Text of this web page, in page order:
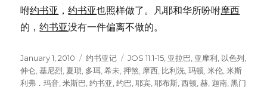
咐约书亚 ，约书亚也照样做了。凡耶和华所吩咐摩西
的，约书亚没有一件偏离不做的。
Posted
on
January 1, 2010 Categories
约书亚记 Tags
JOS 11:1-15 亚拉巴 亚摩利 以色列
伸仑 ,基尼烈 夏琐 多珥 ,希未 ,押煞 摩西 比利洗 ,玛顿 ,米伦 ,米斯
利弗．玛音 ,米斯巴 ,约书亚 ,约巴 ,耶宾 ,耶布斯 ,西顿 ,赫 ,迦南 ,黑门